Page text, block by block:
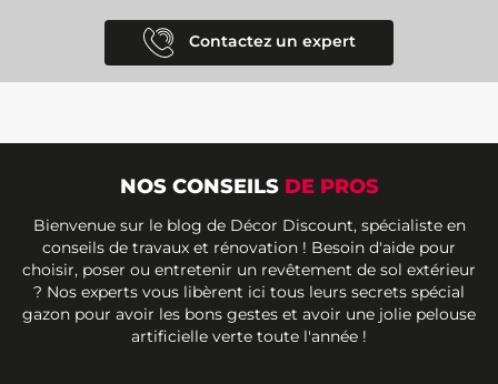
Contactez un expert
NOS CONSEILS DE PROS
Bienvenue sur le blog de Décor Discount, spécialiste en
conseils de travaux et rénovation ! Besoin d'aide pour
choisir, poser ou entretenir un revêtement de sol extérieur
? Nos experts vous libèrent ici tous leurs secrets spécial
gazon pour avoir les bons gestes et avoir une jolie pelouse
artificielle verte toute l'année !